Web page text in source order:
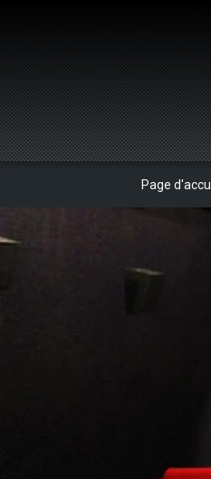
Page